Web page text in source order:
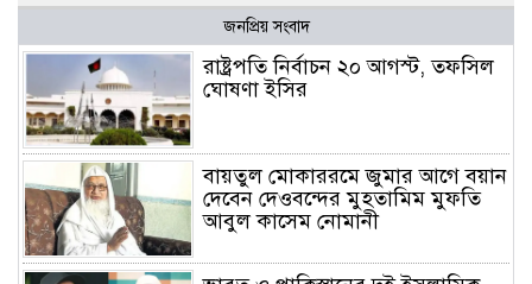
জনপ্রিয় সংবাদ
রাষ্ট্রপতি নির্বাচন ২০ আগস্ট, তফসিল
ঘোষণা ইসির
বায়তুল মোকাররমে জুমার আগে বয়ান
দেবেন দেওবন্দের মুহতামিম মুফতি
আবুল কাসেম নোমানী